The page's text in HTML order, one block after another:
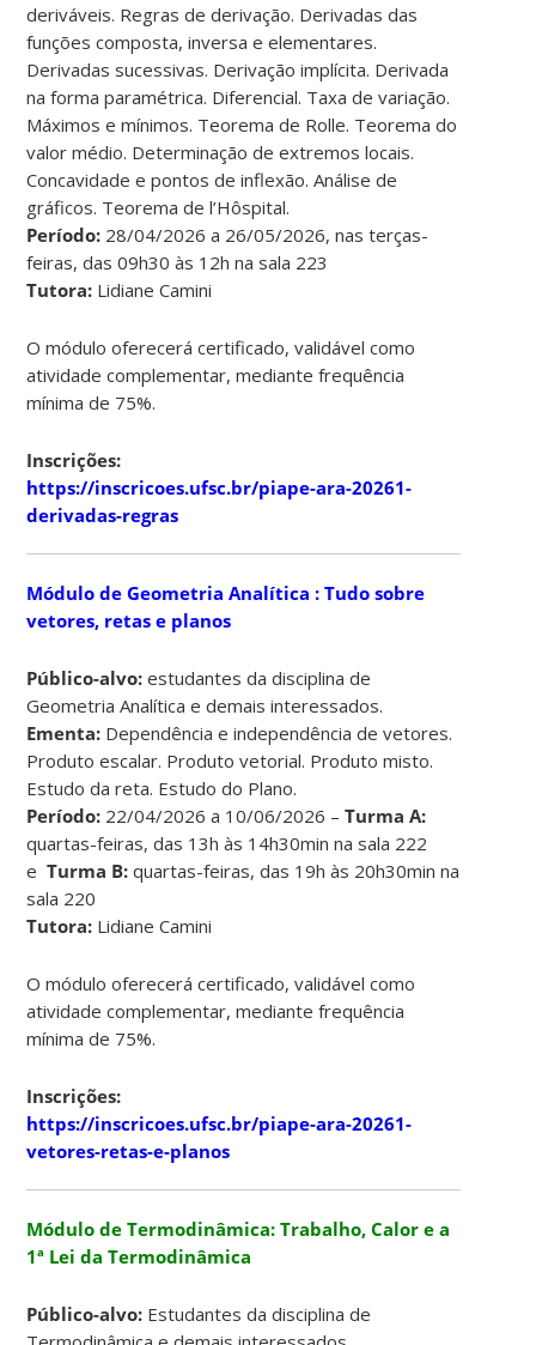
deriváveis. Regras de derivação. Derivadas das
funções composta, inversa e elementares.
Derivadas sucessivas. Derivação implícita. Derivada
na forma paramétrica. Diferencial. Taxa de variação.
Máximos e mínimos. Teorema de Rolle. Teorema do
valor médio. Determinação de extremos locais.
Concavidade e pontos de inflexão. Análise de
gráficos. Teorema de l’Hôspital.
Período: 28/04/2026 a 26/05/2026, nas terças-
feiras, das 09h30 às 12h na sala 223
Tutora: Lidiane Camini
O módulo oferecerá certificado, validável como
atividade complementar, mediante frequência
mínima de 75%.
Inscrições:
https://inscricoes.ufsc.br/piape-ara-20261-
derivadas-regras
Módulo de Geometria Analítica : Tudo sobre
vetores, retas e planos
Público-alvo: estudantes da disciplina de
Geometria Analítica e demais interessados.
Ementa: Dependência e independência de vetores.
Produto escalar. Produto vetorial. Produto misto.
Estudo da reta. Estudo do Plano.
Período: 22/04/2026 a 10/06/2026 –Turma A:
quartas-feiras, das 13h às 14h30min na sala 222
eTurma B: quartas-feiras, das 19h às 20h30min na
sala 220
Tutora: Lidiane Camini
O módulo oferecerá certificado, validável como
atividade complementar, mediante frequência
mínima de 75%.
Inscrições:
https://inscricoes.ufsc.br/piape-ara-20261-
vetores-retas-e-planos
Módulo de Termodinâmica: Trabalho, Calor e a
1ª Lei da Termodinâmica
Público-alvo: Estudantes da disciplina de